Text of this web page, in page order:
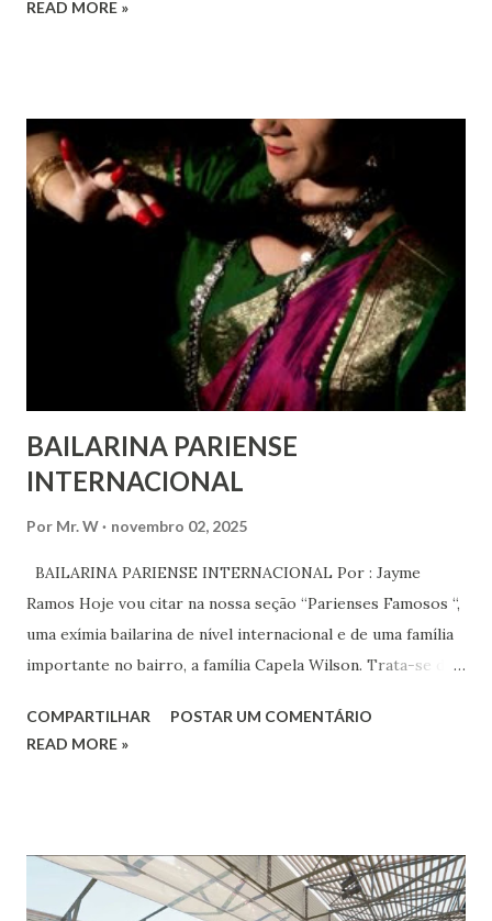
Estes direitos humanos – os direitos à liberdade de opinião
e de expressão, de reunião pacífica e de associação, e de
participar no governo (artigos 19, 20 e 21 da Declaração
Universal dos Direitos Humanos ) – têm estado no centro
das mudanças históricas no mundo árabe nos últimos dois
anos, em que milhões foram às ruas para exigir mudanças.
Em outras partes do mundo, os “99%” fizeram suas vozes
serem ouvidas através ...
READ MORE »
BAILARINA PARIENSE
INTERNACIONAL
Por Mr. W novembro 02, 2025
BAILARINA PARIENSE INTERNACIONAL Por : Jayme
Ramos Hoje vou citar na nossa seção “Parienses Famosos “,
uma exímia bailarina de nível internacional e de uma família
importante no bairro, a família Capela Wilson. Trata-se da
Vamos às informações de seu site : Bailarina e professora
Esteve na Índia aprofundando seus estudos neste estilo
além de partir para pesquisa e vivência das danças
COMPARTILHAR
POSTAR UM COMENTÁRIO
READ MORE »